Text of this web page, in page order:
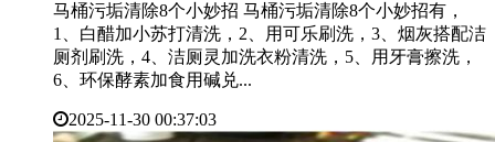
马桶污垢清除8个小妙招 马桶污垢清除8个小妙招有，
1、白醋加小苏打清洗，2、用可乐刷洗，3、烟灰搭配洁
厕剂刷洗，4、洁厕灵加洗衣粉清洗，5、用牙膏擦洗，
6、环保酵素加食用碱兑...
2025-11-30 00:37:03